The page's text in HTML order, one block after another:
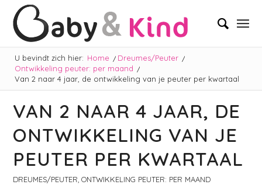
U bevindt zich hier: Home / Dreumes/Peuter /
Ontwikkeling peuter: per maand /
Van 2 naar 4 jaar, de ontwikkeling van je peuter per kwartaal
VAN 2 NAAR 4 JAAR, DE
ONTWIKKELING VAN JE
PEUTER PER KWARTAAL
DREUMES/PEUTER ,ONTWIKKELING PEUTER: PER MAAND